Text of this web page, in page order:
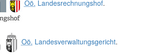
Oö. Landesrechnungshof.
Oö. Landesverwaltungsgericht.